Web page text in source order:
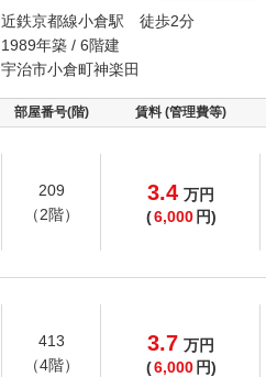
近鉄京都線小倉駅 徒歩2分
1989年築 / 6階建
宇治市小倉町神楽田
部屋番号(階) 賃料 (管理費等)
209
（2階）
3.4 万円
(6,000 円)
413
（4階）
3.7 万円
(6,000 円)